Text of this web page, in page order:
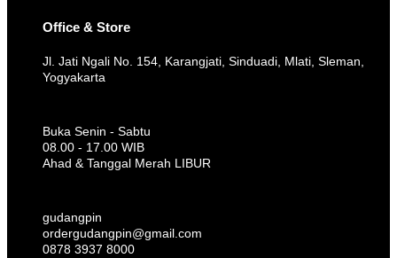
Office & Store
Jl. Jati Ngali No. 154, Karangjati, Sinduadi, Mlati, Sleman,
Yogyakarta
Buka Senin - Sabtu
08.00 - 17.00 WIB
Ahad & Tanggal Merah LIBUR
gudangpin
ordergudangpin@gmail.com
0878 3937 8000